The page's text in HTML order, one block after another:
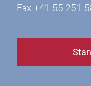
Fax +41 55 251